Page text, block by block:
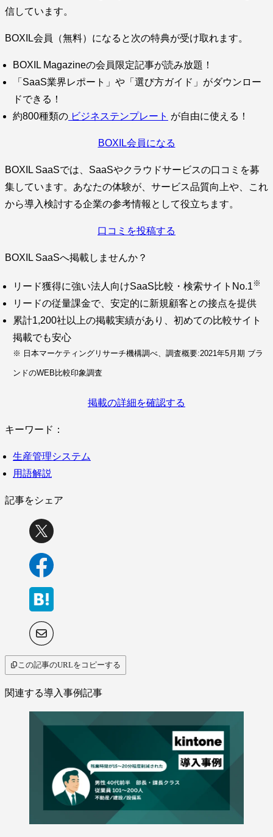
信しています。
BOXIL会員（無料）になると次の特典が受け取れます。
BOXIL Magazineの会員限定記事が読み放題！
「SaaS業界レポート」や「選び方ガイド」がダウンロー
ドできる！
約800種類の ビジネステンプレート が自由に使える！
BOXIL会員になる
BOXIL SaaSでは、SaaSやクラウドサービスの口コミを募
集しています。あなたの体験が、サービス品質向上や、これ
から導入検討する企業の参考情報として役立ちます。
口コミを投稿する
BOXIL SaaSへ掲載しませんか？
リード獲得に強い法人向けSaaS比較・検索サイトNo.1 ※
リードの従量課金で、安定的に新規顧客との接点を提供
累計1,200社以上の掲載実績があり、初めての比較サイト
掲載でも安心
※ 日本マーケティングリサーチ機構調べ、調査概要:2021年5月期 ブラ
ンドのWEB比較印象調査
掲載の詳細を確認する
キーワード：
生産管理システム
用語解説
記事をシェア
この記事のURLをコピーする
関連する導入事例記事